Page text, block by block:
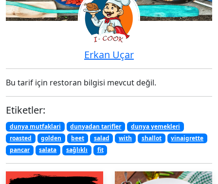
Erkan Uçar
Bu tarif için restoran bilgisi mevcut değil.
Etiketler:
dunya mutfaklari dunyadan tarifler
dunya yemekleri
roasted
golden beet salad with shallot
vinaigrette
pancar
salata sağlıklı fit